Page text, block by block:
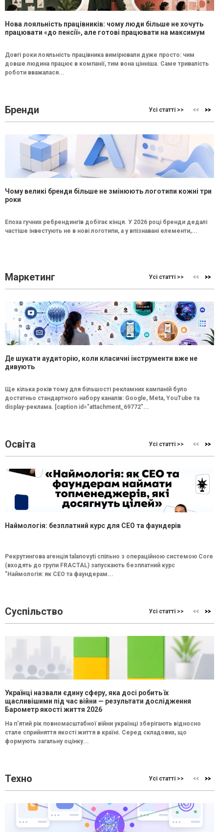
Нова лояльність працівників: чому люди більше не хочуть
працювати «до пенсії», але готові працювати на максимум
Довгі роки лояльність працівника вимірювали дуже просто: чим
довше людина працює в компанії, тим вона цінніша. Саме тривалість
роботи вважалася...
Бренди Усі статті >>
Чому великі бренди більше не змінюють логотипи кожні три
роки
Епоха гучних ребрендингів добігає кінця. У 2026 році бренди дедалі
частіше інвестують не в нові логотипи, а у впізнавані елементи,...
Маркетинг Усі статті >>
Де шукати аудиторію, коли класичні інструменти вже не
дивують
Ще кілька років тому для більшості рекламних кампаній було
достатньо стандартного набору каналів: Google, Meta, YouTube та
display-реклама. [caption id="attachment_69772"...
Освіта Усі статті >>
Наймологія: безплатний курс для CEO та фаундерів
Рекрутингова агенція talanovyti спільно з операційною системою Core
(входять до групи FRACTAL) запускають безплатний курс
"Наймологія: як СEO та фаундерам...
Суспільство Усі статті >>
Українці назвали єдину сферу, яка досі робить їх
щасливішими під час війни — результати дослідження
Барометр якості життя 2026
На п’ятий рік повномасштабної війни українці зберігають відносно
стале сприйняття якості життя в країні. Серед складових, що
формують загальну оцінку...
Техно Усі статті >>